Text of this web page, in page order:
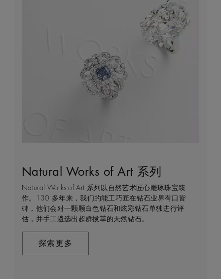
Natural Works of Art 系列
Natural Works of Art 系列以自然艺术匠心雕琢珠宝臻
作。130 多年来，我们的能工巧匠在钻石业界有口皆
碑，他们会对一颗颗白色钻石和炫彩钻石单独进行评
估，并手工遴选出超群拔萃的天然钻石。
探索更多
钻石珠宝艺术
作为开创钻石珠宝艺术的先行者，我们占据得天独厚的
优势，可监管和把控珠宝制作的整个过程，从钻石原钻
的挖掘与开采，到蜕变为传世珍宝的瞬间。我们潜心探
索并捕捉大自然稀世奇珍的璀璨魅力，运用精湛匠艺制
合。这一旅程通过严苛的标准和无出其右的专业知识驱
守护永恒
我们每一天都在亲眼见证天然钻石的弥足珍贵，不仅仅
是佩戴者，而是在这一旅程中与钻石有过交集的所有
人。正因如此我们致力于确保每一颗发掘的钻石都能为
开采当地的民众和环境带来持久的积极影响。我们将这
发点。
客户服务
无论是线上购物或线下实体店，我们始终致力于为您提
供个性化的购物体验。安排店内或线上预约，通过私人
咨询获得专家帮助和指导。
联系我们